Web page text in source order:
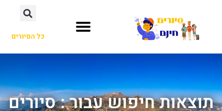
כל הסיורים
תוצאות חיפוש עבור : סיורים